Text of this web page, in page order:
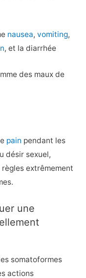
nausea,vomiting,
, et la diarrhée
des maux de
pain pendant les
désir sexuel,
règles extrêmement
une
somatoformes
actions